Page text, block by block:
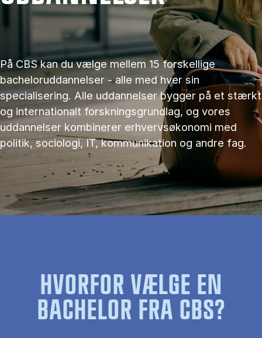
På CBS kan du vælge mellem 15 forskellige
bacheloruddannelser - alle med hver sin
specialisering. Alle uddannelser bygger på et stærkt
og internationalt forskningsgrundlag, og vores
uddannelser kombinerer erhvervsøkonomi med
politik, sociologi, IT, kommunikation og andre fag.
HVORFOR VÆLGE EN
BACHELOR FRA CBS?